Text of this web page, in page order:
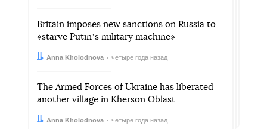
Britain imposes new sanctions on Russia to
«starve Putinʼs military machine»
Автор:Anna Kholodnova
Дата: четыре года назад
The Armed Forces of Ukraine has liberated
another village in Kherson Oblast
Автор:Anna Kholodnova
Дата: четыре года назад